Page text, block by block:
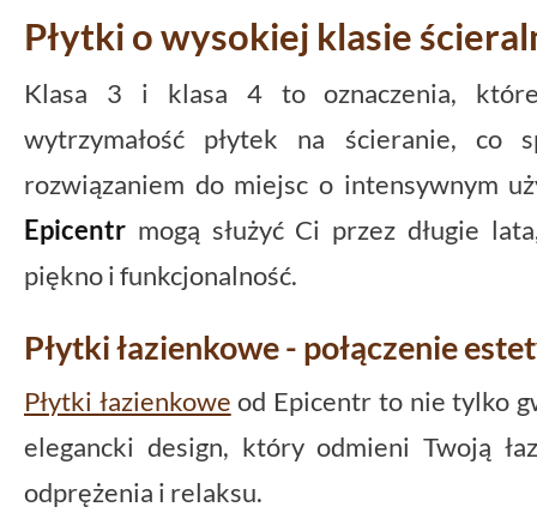
Płytki o wysokiej klasie
Klasa 3 i klasa 4 to oznaczenia,
wytrzymałość płytek na ścieranie, co
rozwiązaniem do miejsc o intensywnym
Epicentr mogą służyć Ci przez długie
piękno i funkcjonalność.
Płytki łazienkowe - połączenie
Płytki łazienkowe od Epicentr to nie tylko
elegancki design, który odmieni Twoją
odprężenia i relaksu.